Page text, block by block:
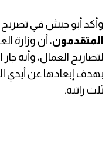
وأكد أبو جيش في تصريح
المتقدمون، أن وزارة
لتصاريح العمال، وأنه
بهدف إبعادها عن أيدي
ثلث راتبه.